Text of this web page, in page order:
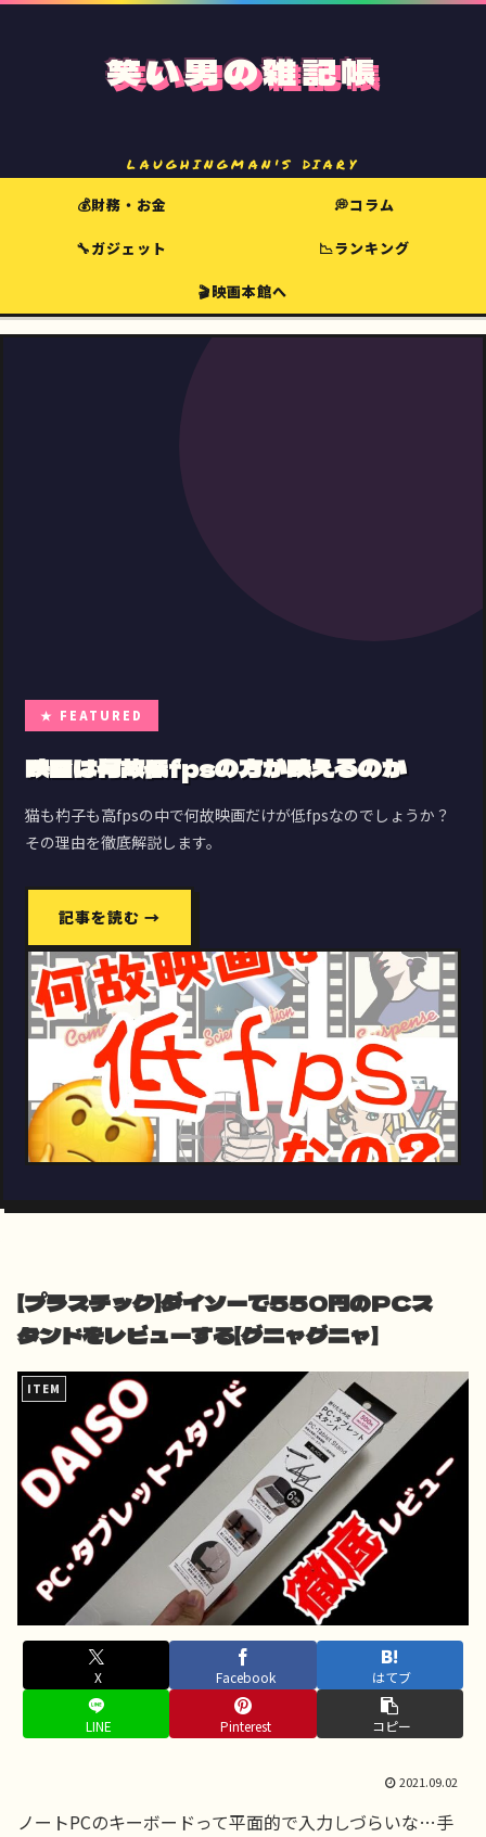
笑い男の雑記帳
LAUGHINGMAN'S DIARY
💰財務・お金 💭コラム
🔧ガジェット 📉ランキング
🎬映画本館へ
★ FEATURED
映画は何故低fpsの方が映えるのか
猫も杓子も高fpsの中で何故映画だけが低fpsなのでしょうか？
その理由を徹底解説します。
記事を読む →
【プラスチック】ダイソーで550円のPCス
タンドをレビューする【グニャグニャ】
ITEM
X Facebook はてブ
LINE Pinterest コピー
2021.09.02
ノートPCのキーボードって平面的で入力しづらいな…手